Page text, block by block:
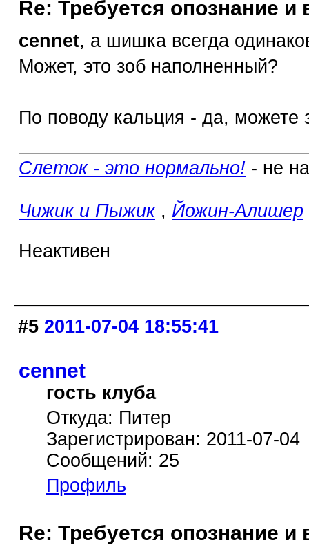
Re: Требуется опознание
cennet, а шишка всегда
Может, это зоб наполненный?
По поводу кальция - да, можете
Слеток - это нормально! - не
Чижик и Пыжик, Йожин-Алишер
Неактивен
#5 2011-07-04 18:55:41
cennet
гость клуба
Откуда: Питер
Зарегистрирован: 2011-07-04
Сообщений: 25
Профиль
Re: Требуется опознание